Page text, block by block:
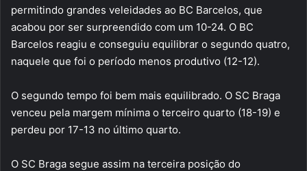
permitindo grandes veleidades ao BC Barcelos, que
acabou por ser surpreendido com um 10-24. O BC
Barcelos reagiu e conseguiu equilibrar o segundo quatro,
naquele que foi o período menos produtivo (12-12).
O segundo tempo foi bem mais equilibrado. O SC Braga
venceu pela margem mínima o terceiro quarto (18-19) e
perdeu por 17-13 no último quarto.
O SC Braga segue assim na terceira posição do